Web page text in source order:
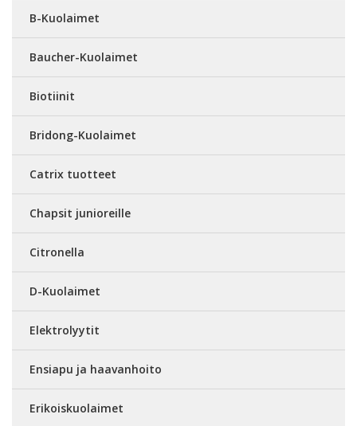
B-Kuolaimet
Baucher-Kuolaimet
Biotiinit
Bridong-Kuolaimet
Catrix tuotteet
Chapsit junioreille
Citronella
D-Kuolaimet
Elektrolyytit
Ensiapu ja haavanhoito
Erikoiskuolaimet